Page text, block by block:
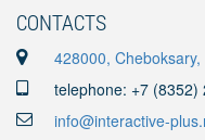
CONTACTS
428000,
telephone: +7 (8352)
info@interactive-